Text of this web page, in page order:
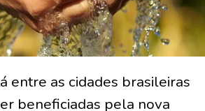
entre as cidades brasileiras
beneficiadas pela nova